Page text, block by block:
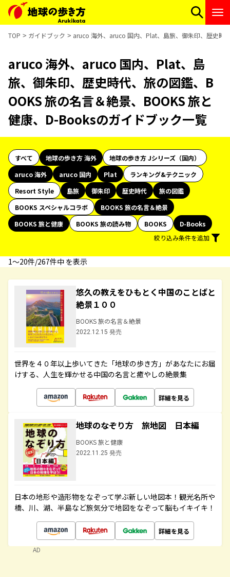
TOP ガイドブック aruco 海外、aruco 国内、Plat、島旅、御朱印、歴史時
aruco 海外、aruco 国内、Plat、島
旅、御朱印、歴史時代、旅の図鑑、B
OOKS 旅の名言＆絶景、BOOKS 旅と
健康、D-Booksのガイドブック一覧
すべて 地球の歩き方 海外
地球の歩き方 Jシリーズ（国内）
aruco 海外
aruco 国内 Plat
ランキング&テクニック
Resort Style
島旅 御朱印 歴史時代
旅の図鑑
BOOKS スペシャルコラボ
BOOKS 旅の名言＆絶景
BOOKS 旅と健康
BOOKS 旅の読み物 BOOKS
D-Books
絞り込み条件を追加
1〜20件/267件中 を表示
悠久の教えをひもとく中国のことばと
絶景１００
BOOKS 旅の名言＆絶景
2022.12.15 発売
世界を４０年以上歩いてきた「地球の歩き方」があなたにお届
けする、人生を輝かせる中国の名言と癒やしの絶景集
詳細を見る
地球のなぞり方 旅地図 日本編
BOOKS 旅と健康
2022.11.25 発売
日本の地形や造形物をなぞって学ぶ新しい地図本！観光名所や
橋、川、湖、半島など旅気分で地図をなぞって脳もイキイキ！
詳細を見る
AD